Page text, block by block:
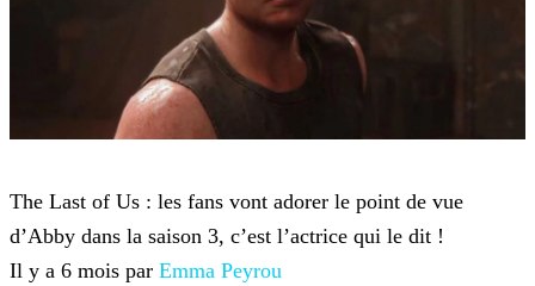
The Last of Us : les fans vont adorer le point de vue
d’Abby dans la saison 3, c’est l’actrice qui le dit !
Il y a 6 mois par Emma Peyrou